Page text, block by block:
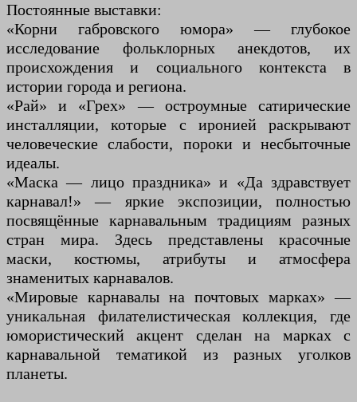
Постоянные выставки:
«Корни габровского юмора» — глубокое
исследование фольклорных анекдотов, их
происхождения и социального контекста в
истории города и региона.
«Рай» и «Грех» — остроумные сатирические
инсталляции, которые с иронией раскрывают
человеческие слабости, пороки и несбыточные
идеалы.
«Маска — лицо праздника» и «Да здравствует
карнавал!» — яркие экспозиции, полностью
посвящённые карнавальным традициям разных
стран мира. Здесь представлены красочные
маски, костюмы, атрибуты и атмосфера
знаменитых карнавалов.
«Мировые карнавалы на почтовых марках» —
уникальная филателистическая коллекция, где
юмористический акцент сделан на марках с
карнавальной тематикой из разных уголков
планеты.